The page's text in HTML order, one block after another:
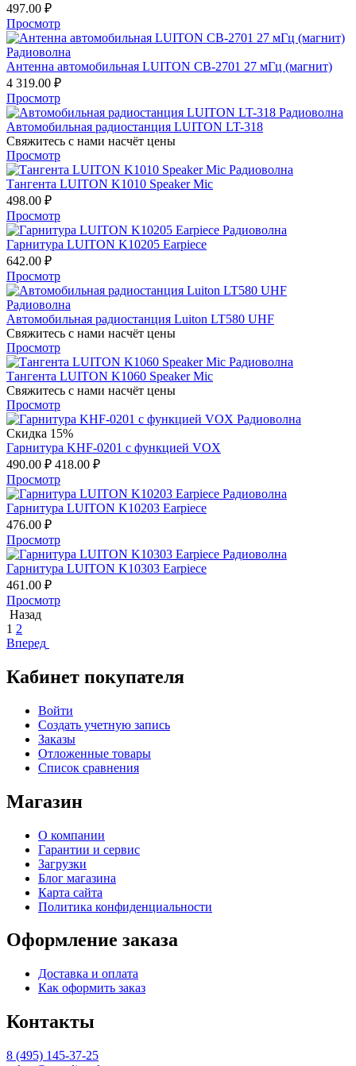
497.00 ₽
Просмотр
Антенна автомобильная LUITON CB-2701 27 мГц (магнит)
4 319.00 ₽
Просмотр
Автомобильная радиостанция LUITON LT-318
Свяжитесь с нами насчёт цены
Просмотр
Тангента LUITON K1010 Speaker Mic
498.00 ₽
Просмотр
Гарнитура LUITON K10205 Earpiece
642.00 ₽
Просмотр
Автомобильная радиостанция Luiton LT580 UHF
Свяжитесь с нами насчёт цены
Просмотр
Тангента LUITON K1060 Speaker Mic
Свяжитесь с нами насчёт цены
Просмотр
Скидка 15%
Гарнитура KHF-0201 с функцией VOX
490.00 ₽ 418.00 ₽
Просмотр
Гарнитура LUITON K10203 Earpiece
476.00 ₽
Просмотр
Гарнитура LUITON K10303 Earpiece
461.00 ₽
Просмотр
Назад
1 2
Вперед
Кабинет покупателя
Войти
Создать учетную запись
Заказы
Отложенные товары
Список сравнения
Магазин
О компании
Гарантии и сервис
Загрузки
Блог магазина
Карта сайта
Политика конфиденциальности
Оформление заказа
Доставка и оплата
Как оформить заказ
Контакты
8 (495) 145-37-25